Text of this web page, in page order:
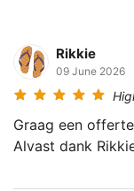
Rikkie
09 June 2026
Graag een
Alvast dank